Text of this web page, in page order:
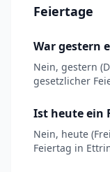
Feiertage
War gestern
Nein, gestern
gesetzlicher
Ist heute ein
Nein, heute
Feiertag in